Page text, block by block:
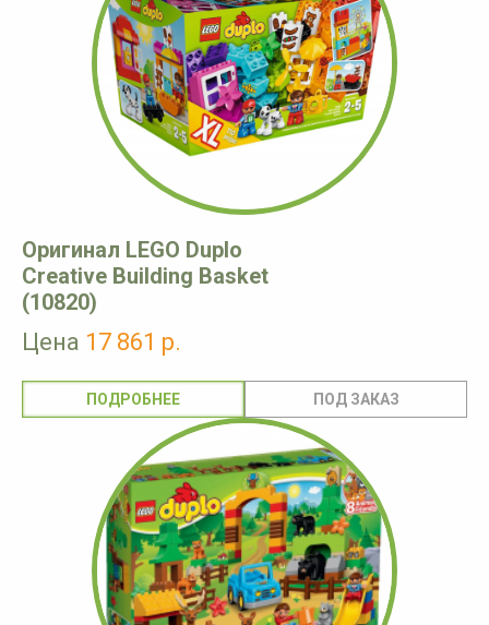
Оригинал LEGO Duplo
Creative Building Basket
(10820)
Цена 17 861 р.
ПОДРОБНЕЕ